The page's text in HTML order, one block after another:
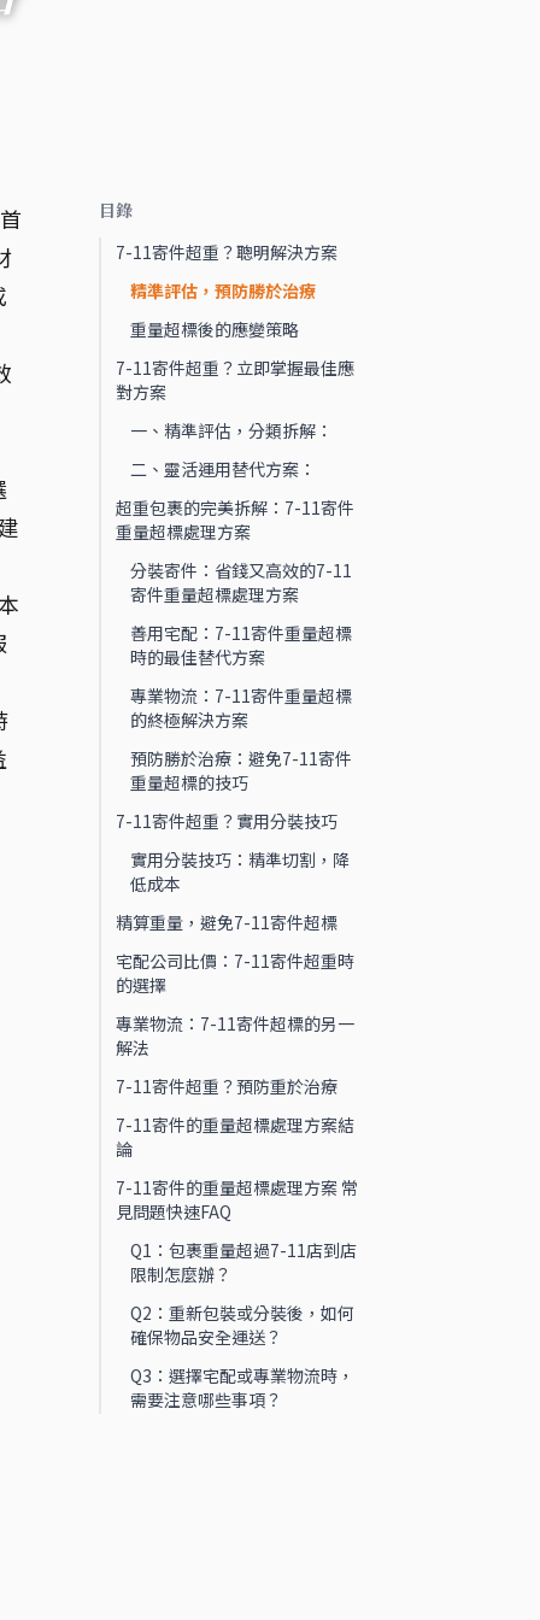
目錄
7-11寄件超重？聰明解決方案
精準評估，預防勝於治療
重量超標後的應變策略
7-11寄件超重？立即掌握最佳應
對方案
一、精準評估，分類拆解：
二、靈活運用替代方案：
超重包裹的完美拆解：7-11寄件
重量超標處理方案
分裝寄件：省錢又高效的7-11
寄件重量超標處理方案
善用宅配：7-11寄件重量超標
時的最佳替代方案
專業物流：7-11寄件重量超標
的終極解決方案
預防勝於治療：避免7-11寄件
重量超標的技巧
7-11寄件超重？實用分裝技巧
實用分裝技巧：精準切割，降
低成本
精算重量，避免7-11寄件超標
宅配公司比價：7-11寄件超重時
的選擇
專業物流：7-11寄件超標的另一
解法
7-11寄件超重？預防重於治療
7-11寄件的重量超標處理方案結
論
7-11寄件的重量超標處理方案 常
見問題快速FAQ
Q1：包裹重量超過7-11店到店
限制怎麼辦？
Q2：重新包裝或分裝後，如何
確保物品安全運送？
Q3：選擇宅配或專業物流時，
需要注意哪些事項？